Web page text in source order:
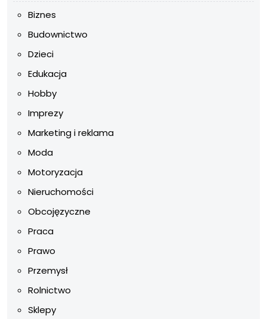
Biznes
Budownictwo
Dzieci
Edukacja
Hobby
Imprezy
Marketing i reklama
Moda
Motoryzacja
Nieruchomości
Obcojęzyczne
Praca
Prawo
Przemysł
Rolnictwo
Sklepy